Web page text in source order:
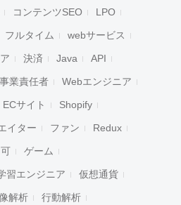
コンテンツSEO LPO
フルタイム webサービス
決済 Java API
事業責任者 Webエンジニア
ECサイト Shopify
イター ファン Redux
ゲーム
習エンジニア 仮想通貨
解析 行動解析